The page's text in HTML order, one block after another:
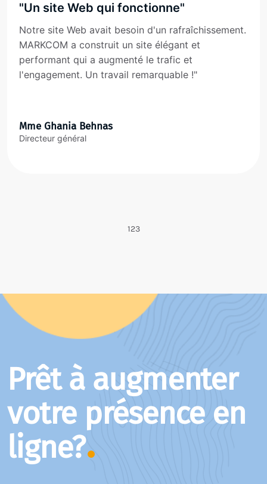
"Un site Web qui fonctionne"
Notre site Web avait besoin d'un rafraîchissement.
MARKCOM a construit un site élégant et
performant qui a augmenté le trafic et
l'engagement. Un travail remarquable !"
Mme Ghania Behnas
Directeur général
123
Prêt à augmenter
votre présence en
ligne?